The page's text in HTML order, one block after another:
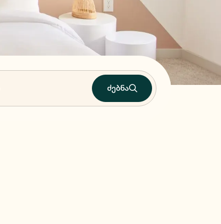
ძებნა